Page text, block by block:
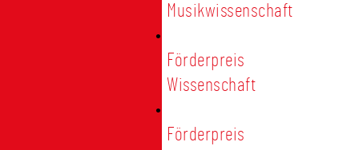
Musikwissenschaft
Förderpreis
Wissenschaft
Förderpreis